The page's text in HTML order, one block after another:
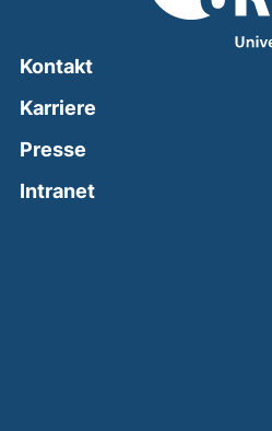
Kontakt
Karriere
Presse
Intranet(external link,